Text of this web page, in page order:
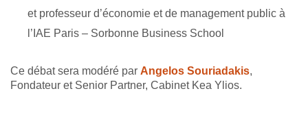
et professeur d’économie et de management public à
l’IAE Paris – Sorbonne Business School
Ce débat sera modéré par Angelos Souriadakis,
Fondateur et Senior Partner, Cabinet Kea Ylios.